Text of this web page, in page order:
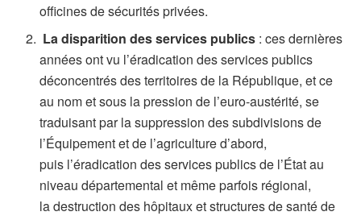
officines de sécurités privées.
La disparition des services publics : ces dernières
années ont vu l’éradication des services publics
déconcentrés des territoires de la République, et ce
au nom et sous la pression de l’euro-austérité, se
traduisant par la suppression des subdivisions de
l’Équipement et de l’agriculture d’abord,
puis l’éradication des services publics de l’État au
niveau départemental et même parfois régional,
la destruction des hôpitaux et structures de santé de